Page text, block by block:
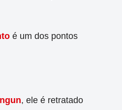
é um dos pontos
, ele é retratado